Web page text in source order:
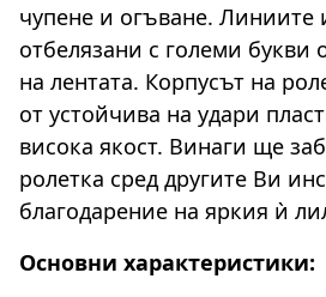
чупене и огъване. Линиите
отбелязани с големи букви
на лентата. Корпусът на
от устойчива на удари
висока якост. Винаги ще
ролетка сред другите Ви
благодарение на яркия ѝ
Основни характеристики: